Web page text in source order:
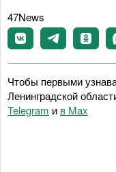
47News
Чтобы первыми
Ленинградской
Telegram и в Maх